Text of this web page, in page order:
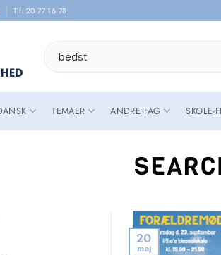
Tlf. 20 77 16 78
efter:
TEMAER ANDRE FAG SKOLE-
20
maj